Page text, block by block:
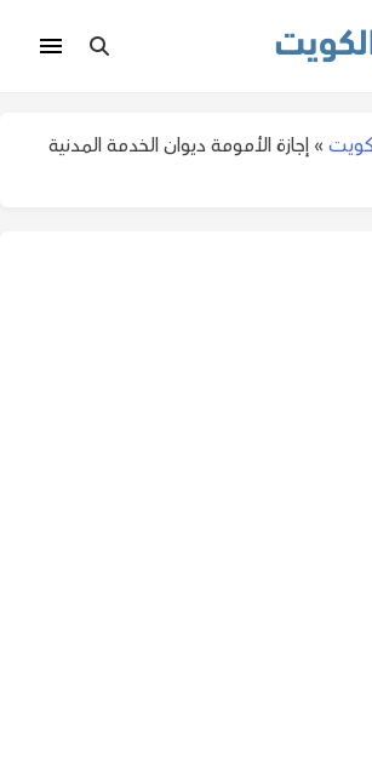
» إجازة الأمومة ديوان الخدمة المدنية